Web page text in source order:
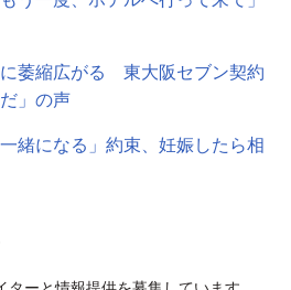
萎縮広がる 東大阪セブン契約
」の声
緒になる」約束、妊娠したら相